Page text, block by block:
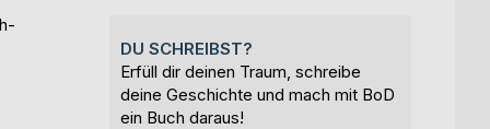
DU SCHREIBST?
Erfüll dir deinen Traum, schreibe
deine Geschichte und mach mit BoD
ein Buch daraus!